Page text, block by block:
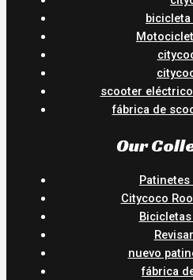
scooter
fábrica de
Our
Citycoco
nuevo
fábrica